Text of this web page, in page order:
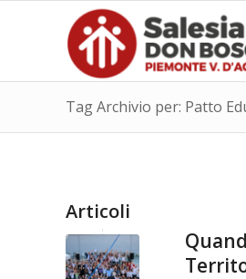
Tag Archivio per: Patto
Articoli